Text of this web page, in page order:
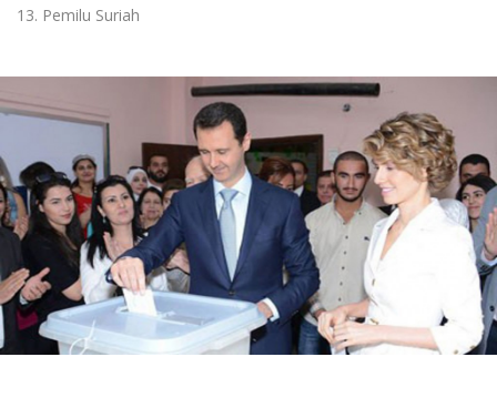
13. Pemilu Suriah